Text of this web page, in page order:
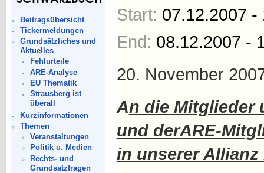
Beitragsübersicht
Tickermeldungen
Grundsätzliches und
Aktuelles
Fehlurteile
ARE-Analyse
EU Thematik
Strausberg ist
überall
Kurzinformationen
Themen
Veranstaltungen
Politik u. Medien
Rechts- und
Grundsatzfragen
Start: 07.12.2007 -
End: 08.12.2007 -
20. November
An die Mitglieder
und derARE-
in unserer